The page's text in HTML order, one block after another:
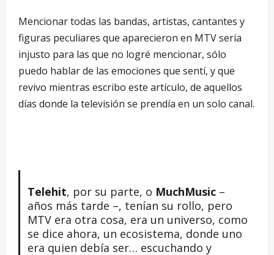
Mencionar todas las bandas, artistas, cantantes y
figuras peculiares que aparecieron en MTV sería
injusto para las que no logré mencionar, sólo
puedo hablar de las emociones que sentí, y que
revivo mientras escribo este artículo, de aquellos
días donde la televisión se prendía en un solo canal.
Telehit, por su parte, o MuchMusic–
años más tarde –, tenían su rollo, pero
MTV era otra cosa, era un universo, como
se dice ahora, un ecosistema, donde uno
era quien debía ser… escuchando y